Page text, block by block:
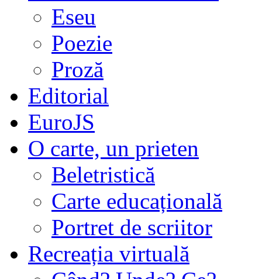
Eseu
Poezie
Proză
Editorial
EuroJS
O carte, un prieten
Beletristică
Carte educațională
Portret de scriitor
Recreația virtuală